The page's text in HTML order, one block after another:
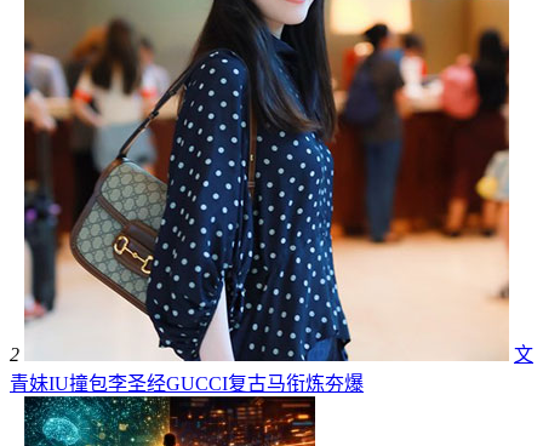
2
文
青妹IU撞包李圣经GUCCI复古马衔炼夯爆